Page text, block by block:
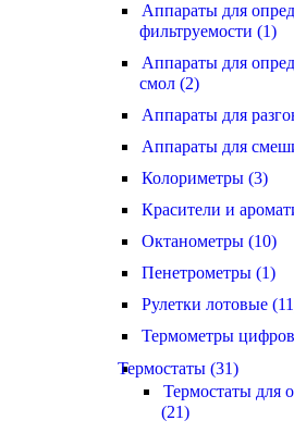
Аппараты для
фильтруемости (1)
Аппараты для
смол (2)
Аппараты для
Аппараты для
Колориметры (3)
Красители и
Октанометры (10)
Пенетрометры (1)
Рулетки лотовые
Термометры
Термостаты (31)
Термостаты для
(21)